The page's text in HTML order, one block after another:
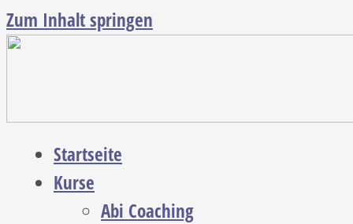
Zum Inhalt springen
Startseite
Kurse
Abi Coaching